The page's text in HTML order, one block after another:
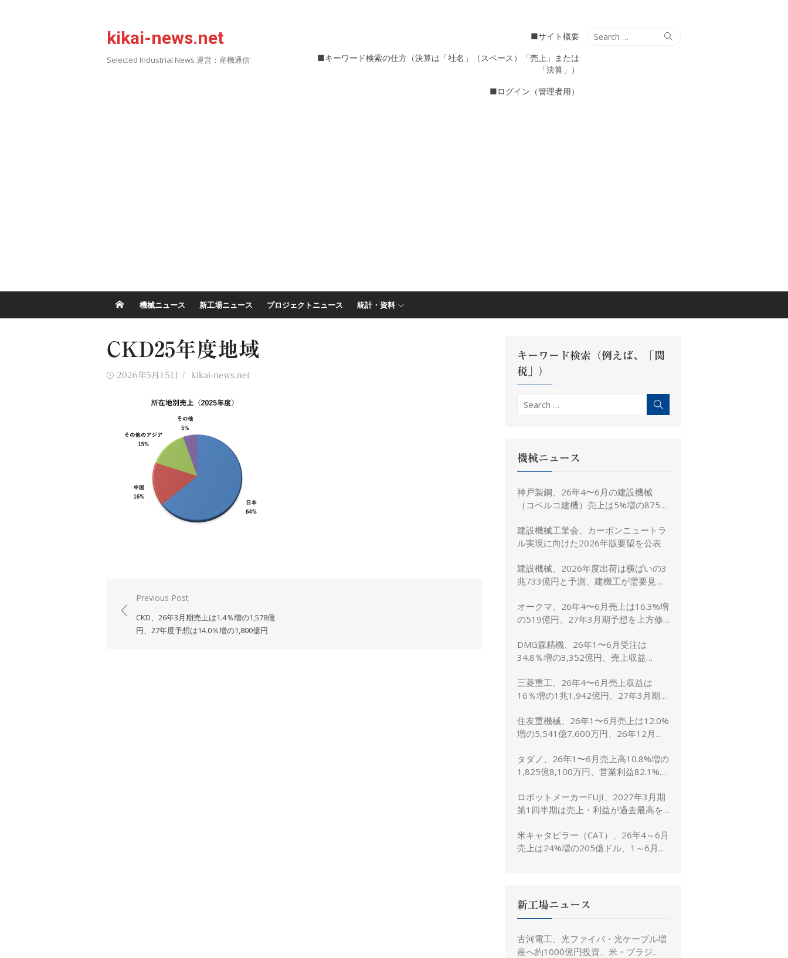
kikai-news.net
Selected Industrial News 運営：産機通信
Search
Search
■サイト概要
■キーワード検索の仕方（決算は「社名」（スペース）「売上」または
「決算」）
■ログイン（管理者用）
機械ニュース 新工場ニュース プロジェクトニュース 統計・資料
CKD25年度地域
Posted
2026年5月15日 Author
kikai-news.net
稿
Previous Post
CKD、26年3月期売上は1.4％増の1,578億
円、27年度予想は14.0％増の1,800億円
キーワード検索（例えば、「関
税」）
Search
機械ニュース
神戸製鋼、26年4〜6月の建設機械
（コベルコ建機）売上は5%増の875億
に修正
建設機械工業会、カーボンニュートラ
ル実現に向けた2026年版要望を公表
建設機械、2026年度出荷は横ばいの3
兆733億円と予測、建機工が需要見通
オークマ、26年4〜6月売上は16.3%増
の519億円、27年3月期予想を上方修
DMG森精機、26年1〜6月受注は
34.8％増の3,352億円、売上収益
三菱重工、26年4〜6月売上収益は
16％増の1兆1,942億円、27年3月期予
住友重機械、26年1〜6月売上は12.0%
増の5,541億7,600万円、26年12月期
修正
タダノ、26年1〜6月売上高10.8%増の
1,825億8,100万円、営業利益82.1%増
置き
ロボットメーカーFUJI、2027年3月期
第1四半期は売上・利益が過去最高を
米キャタピラー（CAT）、26年4～6月
売上は24%増の205億ドル、1～6月は
新工場ニュース
古河電工、光ファイバ・光ケーブル増
産へ約1000億円投資、米・ブラジ